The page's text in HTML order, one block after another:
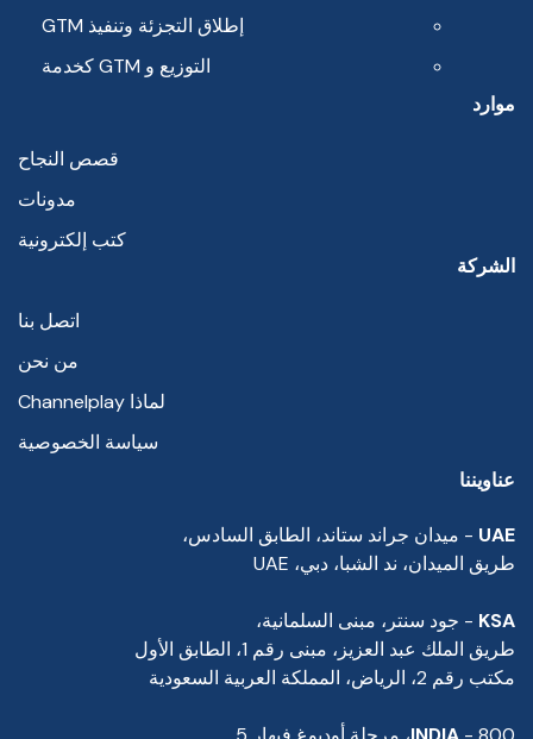
إطلاق التجزئة وتنفيذ GTM
التوزيع و GTM كخدمة
موارد
قصص النجاح
مدونات
كتب إلكترونية
الشركة
اتصل بنا
من نحن
لماذا Channelplay
سياسة الخصوصية
عناويننا
UAE - ميدان جراند ستاند، الطابق السادس،
طريق الميدان، ند الشبا، دبي، UAE
KSA - جود سنتر، مبنى السلمانية،
طريق الملك عبد العزيز، مبنى رقم 1، الطابق الأول
مكتب رقم 2، الرياض، المملكة العربية السعودية